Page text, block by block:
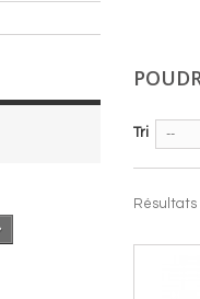
Tri --
Résultats